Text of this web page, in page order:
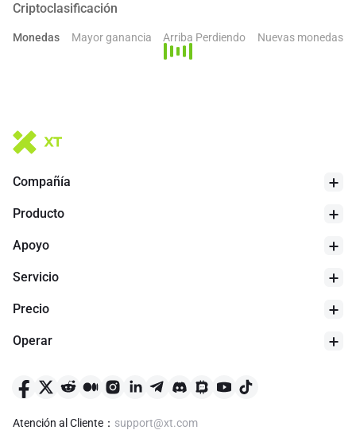
Criptoclasificación
Monedas Mayor ganancia Arriba Perdiendo Nuevas monedas
Compañía
Producto
Apoyo
Servicio
Precio
Operar
Atención al Cliente ： support@xt.com